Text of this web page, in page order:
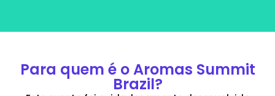
Para quem é o Aromas Summit
Brazil?